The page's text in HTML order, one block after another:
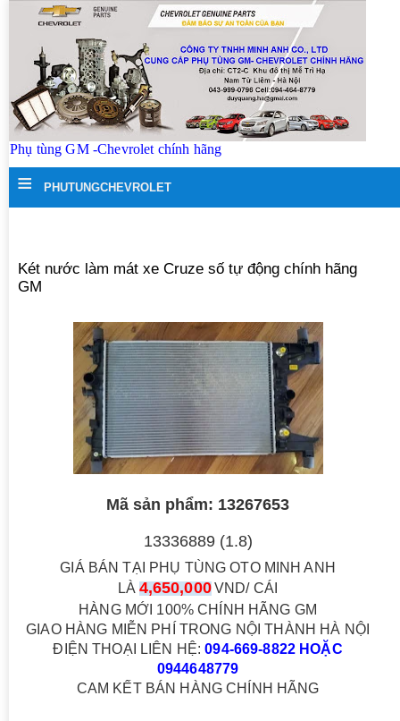
Phụ tùng GM -Chevrolet chính hãng
≡ PHUTUNGCHEVROLET
Két nước làm mát xe Cruze số tự động chính hãng
GM
Mã sản phẩm: 13267653
13336889 (1.8)
GIÁ BÁN TẠI PHỤ TÙNG OTO MINH ANH
LÀ 4,650,000VND/ CÁI
HÀNG MỚI 100% CHÍNH HÃNG GM
GIAO HÀNG MIỄN PHÍ TRONG NỘI THÀNH HÀ NỘI
ĐIỆN THOẠI LIÊN HỆ:094-669-8822 HOẶC
0944648779
CAM KẾT BÁN HÀNG CHÍNH HÃNG